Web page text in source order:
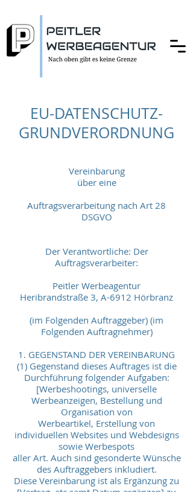
EU-DATENSCHUTZ-
GRUNDVERORDNUNG
Vereinbarung
über eine
Auftragsverarbeitung nach Art 28
DSGVO
Der Verantwortliche: Der
Auftragsverarbeiter:
Peitler Werbeagentur
Heribrandstraße 3, A-6912 Hörbranz
(im Folgenden Auftraggeber) (im
Folgenden Auftragnehmer)
1. GEGENSTAND DER VEREINBARUNG
(1) Gegenstand dieses Auftrages ist die
Durchführung folgender Aufgaben:
[Werbeshootings, universelle
Werbeanzeigen, Bestellung und
Organisation von
Werbeartikel, Erstellung von
individuellen Websites und Webdesigns
sowie Werbespots
aller Art. Auch sind gesonderte Wünsche
des Auftraggebers inkludiert.
Diese Vereinbarung ist als Ergänzung zu